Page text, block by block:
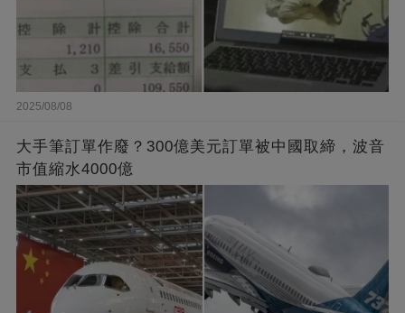
2025/08/08
大手筆訂單作廢？300億美元訂單被中國取締，波音
市值縮水4000億